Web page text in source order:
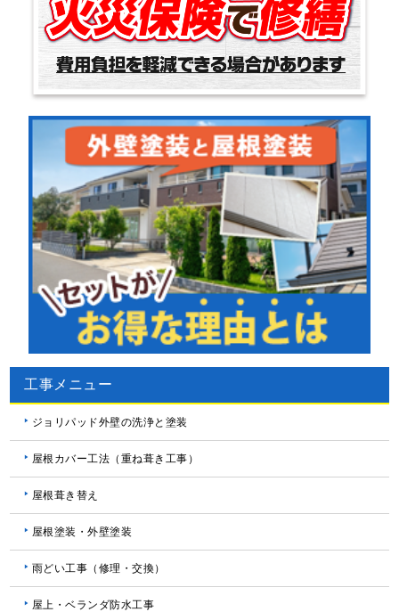
工事メニュー
ジョリパッド外壁の洗浄と塗装
屋根カバー工法（重ね葺き工事）
屋根葺き替え
屋根塗装・外壁塗装
雨どい工事（修理・交換）
屋上・ベランダ防水工事